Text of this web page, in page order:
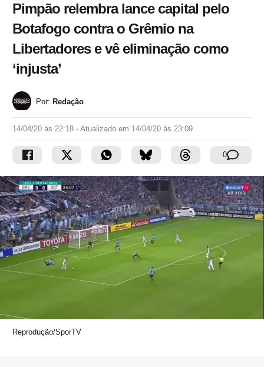
Pimpão relembra lance capital pelo
Botafogo contra o Grêmio na
Libertadores e vê eliminação como
‘injusta’
Por: Redação
14/04/20 às 22:18 - Atualizado em 14/04/20 às 23:09
0
Reprodução/SporTV